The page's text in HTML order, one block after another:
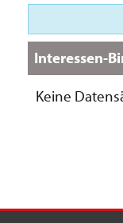
Interessen-
Keine